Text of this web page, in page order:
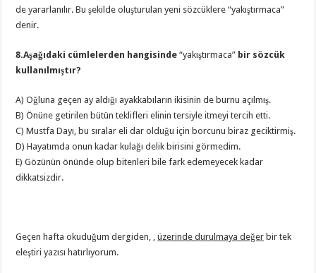
de yararlanılır. Bu şekilde oluşturulan yeni sözcüklere “yakıştırmaca”
denir.
8.Aşağıdaki cümlelerden hangisinde“yakıştırmaca” bir sözcük
kullanılmıştır?
A) Oğluna geçen ay aldığı ayakkabıların ikisinin de burnu açılmış.
B) Önüne getirilen bütün teklifleri elinin tersiyle itmeyi tercih etti.
C) Mustfa Dayı, bu sıralar eli dar olduğu için borcunu biraz geciktirmiş.
D) Hayatımda onun kadar kulağı delik birisini görmedim.
E) Gözünün önünde olup bitenleri bile fark edemeyecek kadar
dikkatsizdir.
Geçen hafta okuduğum dergiden, ,üzerinde durulmaya değer bir tek
eleştiri yazısı hatırlıyorum.